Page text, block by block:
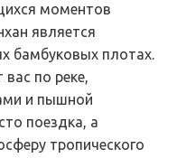
моментов
является
бамбуковых плотах.
по реке,
и пышной
поездка, а
тропического